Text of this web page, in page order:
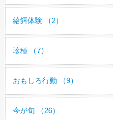
給餌体験 （2）
珍種 （7）
おもしろ行動 （9）
今が旬 （26）